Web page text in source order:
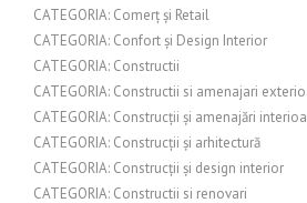
CATEGORIA: Comerț și Retail
CATEGORIA: Confort și Design Interior
CATEGORIA: Constructii
CATEGORIA: Constructii si amenajari
CATEGORIA: Construcții și amenajări
CATEGORIA: Construcții și arhitectură
CATEGORIA: Construcții și design interior
CATEGORIA: Constructii si renovari